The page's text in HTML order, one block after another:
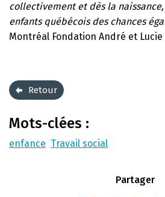
collectivement et dès la
enfants québécois des chances
Montréal Fondation André et Lucie
Retour
Mots-clées :
enfance Travail social
Partager